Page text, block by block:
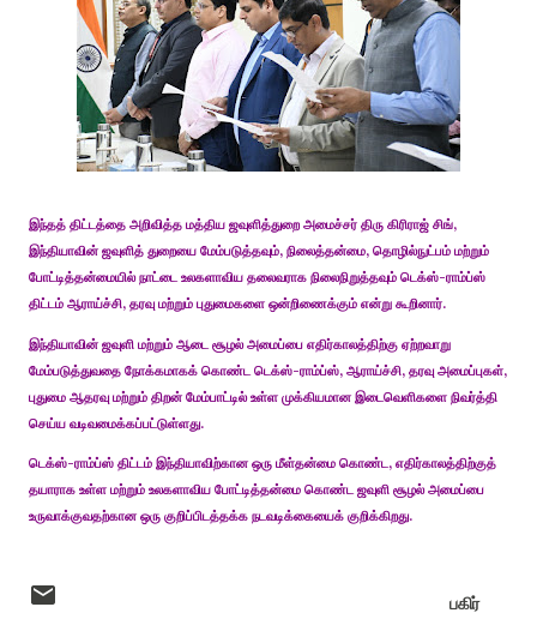
இந்தத் திட்டத்தை அறிவித்த மத்திய ஜவுளித்துறை அமைச்சர் திரு கிரிராஜ் சிங்,
இந்தியாவின் ஜவுளித் துறையை மேம்படுத்தவும், நிலைத்தன்மை, தொழில்நுட்பம் மற்றும்
போட்டித்தன்மையில் நாட்டை உலகளாவிய தலைவராக நிலைநிறுத்தவும் டெக்ஸ்-ராம்ப்ஸ்
திட்டம் ஆராய்ச்சி, தரவு மற்றும் புதுமைகளை ஒன்றிணைக்கும் என்று கூறினார்.
இந்தியாவின் ஜவுளி மற்றும் ஆடை சூழல் அமைப்பை எதிர்காலத்திற்கு ஏற்றவாறு
மேம்படுத்துவதை நோக்கமாகக் கொண்ட டெக்ஸ்-ராம்ப்ஸ், ஆராய்ச்சி, தரவு அமைப்புகள்,
புதுமை ஆதரவு மற்றும் திறன் மேம்பாட்டில் உள்ள முக்கியமான இடைவெளிகளை நிவர்த்தி
செய்ய வடிவமைக்கப்பட்டுள்ளது.
டெக்ஸ்-ராம்ப்ஸ் திட்டம் இந்தியாவிற்கான ஒரு மீள்தன்மை கொண்ட, எதிர்காலத்திற்குத்
தயாராக உள்ள மற்றும் உலகளாவிய போட்டித்தன்மை கொண்ட ஜவுளி சூழல் அமைப்பை
உருவாக்குவதற்கான ஒரு குறிப்பிடத்தக்க நடவடிக்கையைக் குறிக்கிறது.
பகிர்